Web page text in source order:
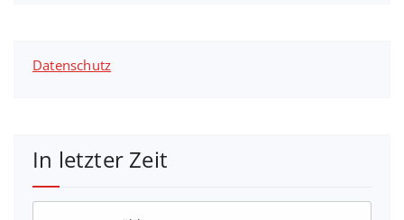
Datenschutz
In letzter Zeit